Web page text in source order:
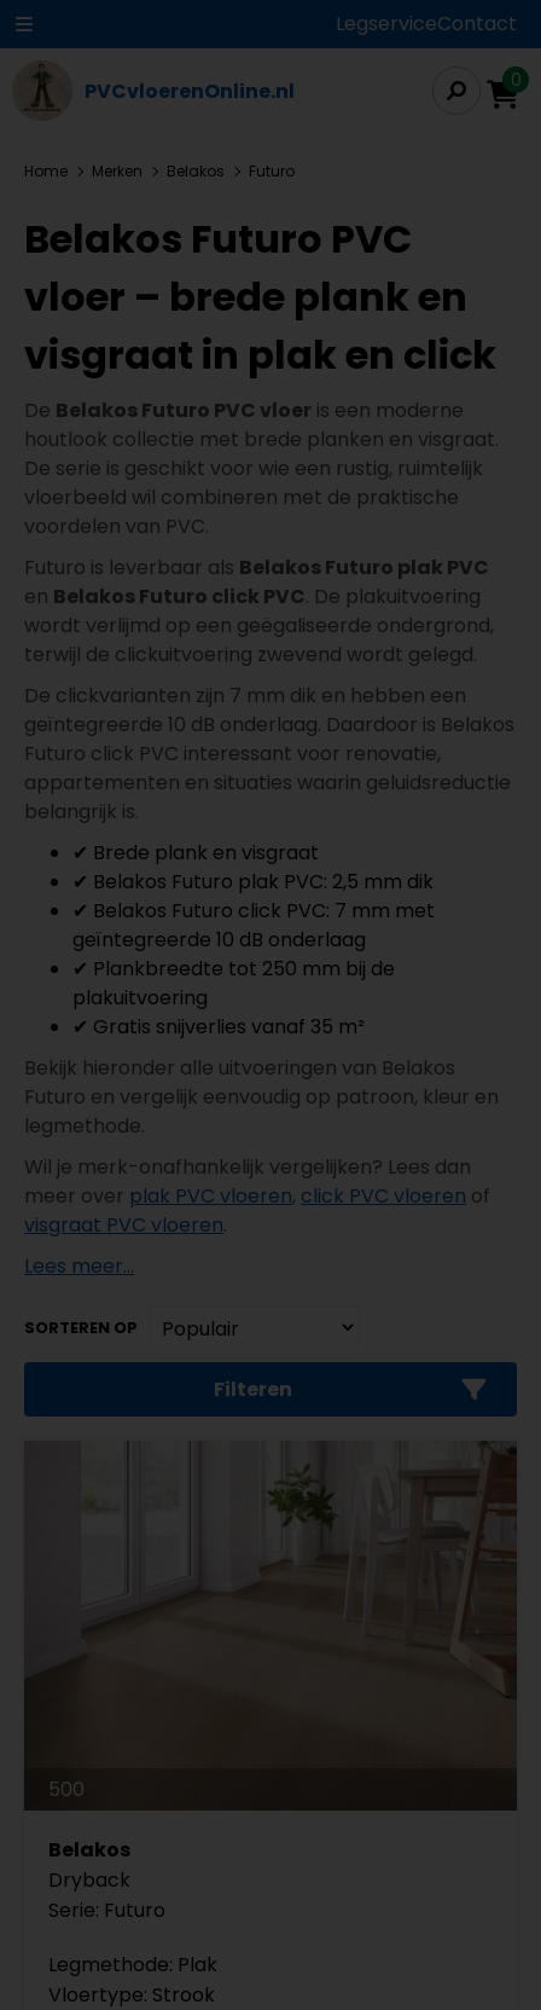
LegserviceContact
PVCvloerenOnline.nl 0
Home Merken Belakos Futuro
Belakos Futuro PVC
vloer – brede plank en
visgraat in plak en click
De Belakos Futuro PVC vloer is een moderne
houtlook collectie met brede planken en visgraat.
De serie is geschikt voor wie een rustig, ruimtelijk
vloerbeeld wil combineren met de praktische
voordelen van PVC.
Futuro is leverbaar als Belakos Futuro plak PVC
en Belakos Futuro click PVC. De plakuitvoering
wordt verlijmd op een geëgaliseerde ondergrond,
terwijl de clickuitvoering zwevend wordt gelegd.
De clickvarianten zijn 7 mm dik en hebben een
geïntegreerde 10 dB onderlaag. Daardoor is Belakos
Futuro click PVC interessant voor renovatie,
appartementen en situaties waarin geluidsreductie
belangrijk is.
✔ Brede plank en visgraat
✔ Belakos Futuro plak PVC: 2,5 mm dik
✔ Belakos Futuro click PVC: 7 mm met
geïntegreerde 10 dB onderlaag
✔ Plankbreedte tot 250 mm bij de
plakuitvoering
✔ Gratis snijverlies vanaf 35 m²
Bekijk hieronder alle uitvoeringen van Belakos
Futuro en vergelijk eenvoudig op patroon, kleur en
legmethode.
Wil je merk-onafhankelijk vergelijken? Lees dan
meer over plak PVC vloeren, click PVC vloeren of
visgraat PVC vloeren.
Lees meer...
SORTEREN OP
Filteren
500
Belakos
Dryback
Serie: Futuro
Legmethode: Plak
Vloertype: Strook